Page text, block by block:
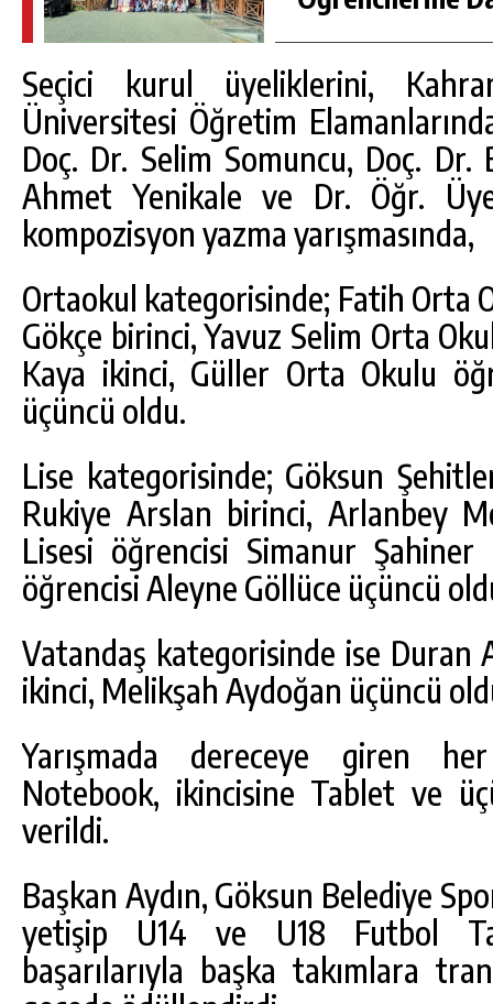
Seçici kurul üyeliklerini,
Üniversitesi Öğretim
Doç. Dr. Selim Somuncu, Doç.
Ahmet Yenikale ve Dr. Öğr.
kompozisyon yazma yarışmasında,
Ortaokul kategorisinde; Fatih Orta
Gökçe birinci, Yavuz Selim Orta
Kaya ikinci, Güller Orta Okulu
üçüncü oldu.
Lise kategorisinde; Göksun
Rukiye Arslan birinci, Arlanbey
Lisesi öğrencisi Simanur
öğrencisi Aleyne Göllüce üçüncü
Vatandaş kategorisinde ise Duran
ikinci, Melikşah Aydoğan üçüncü
Yarışmada dereceye giren
Notebook, ikincisine Tablet ve
verildi.
Başkan Aydın, Göksun Belediye
yetişip U14 ve U18 Futbol
başarılarıyla başka takımlara